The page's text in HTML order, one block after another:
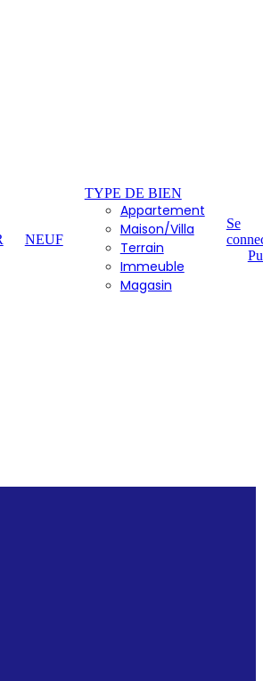
NEUF
TYPE DE BIEN
Appartement
Maison/Villa
Terrain
Immeuble
Magasin
Se